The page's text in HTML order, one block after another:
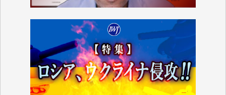
■2026年7月、ご寄付いただいた皆さま、心より感謝
を申し上げます。
Y.H. 様
Y.Y. 様
Y,M. 様